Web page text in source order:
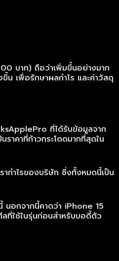
บาท) ถือว่าเพิ่มขึ้นอย่างมาก
เพื่อรักษาผลกำไร และค่าวัสดุ
ที่ได้รับข้อมูลจาก
าคาที่ก้าวกระโดดมากที่สุดใน
ากำไรของบริษัท ซึ่งทั้งหมดนี้เป็น
นอกจากนี้คาดว่า iPhone 15
ที่ใช้ในรุ่นก่อนสำหรับบอดี้ตัว